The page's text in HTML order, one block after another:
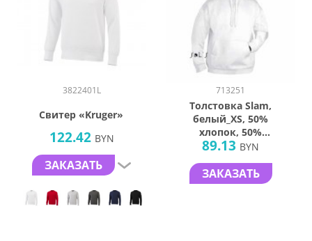
3822401L
Свитер «Kruger»
122.42 BYN
ЗАКАЗАТЬ
713251
Толстовка Slam,
белый_XS, 50%
хлопок, 50%
полиэстер, 320м/г2
89.13 BYN
ЗАКАЗАТЬ